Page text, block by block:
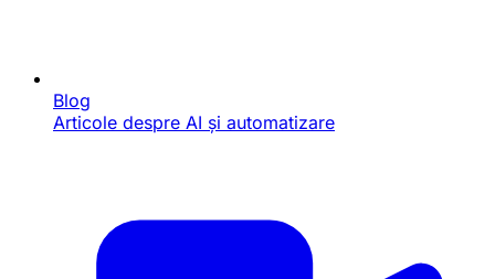
Blog
Articole despre AI și automatizare